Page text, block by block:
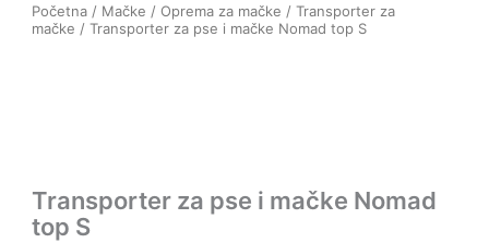
Početna / Mačke /Oprema za mačke /Transporter za
mačke / Transporter za pse i mačke Nomad top S
Transporter za pse i mačke Nomad
top S